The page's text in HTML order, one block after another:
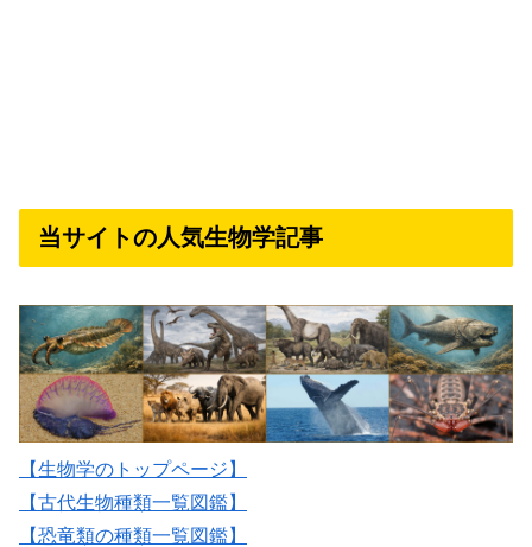
当サイトの人気生物学記事
【生物学のトップページ】
【古代生物種類一覧図鑑】
【恐竜類の種類一覧図鑑】